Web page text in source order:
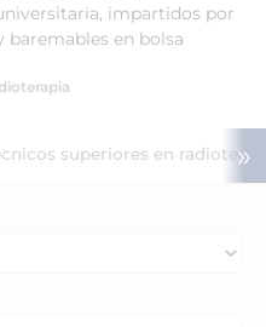
impartidos por
en bolsa
superiores en »